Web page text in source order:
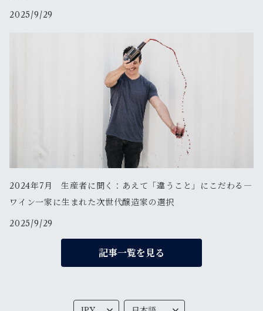
2025/9/29
2024年7月 生産者に聞く：あえて「違うこと」にこだわる―
ワイン一家に生まれた次世代醸造家の選択
2025/9/29
記事一覧を見る